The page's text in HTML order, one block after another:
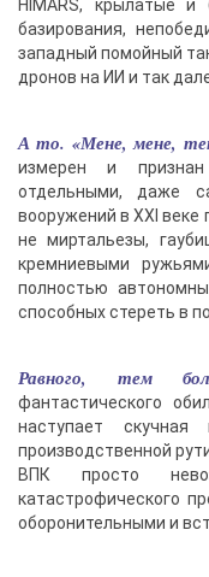
HIMARS, крылатые и
базирования,
западный помойный
дронов на ИИ и так
А то. «Мене, мене,
измерен и
отдельными, даже
вооружений в XXI
не миртальезы,
кремниевыми
полностью
способных стереть в
Равного, тем
фантастического
наступает скучная
производственной
ВПК просто
катастрофического
оборонительными и